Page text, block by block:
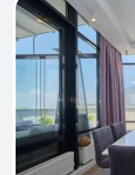
8